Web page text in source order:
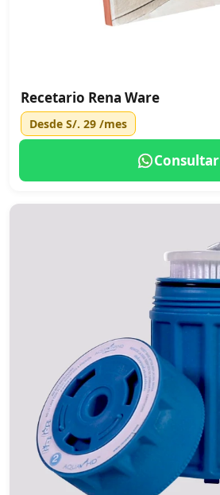
Recetario Rena Ware
Desde S/. 29 /mes
Consultar